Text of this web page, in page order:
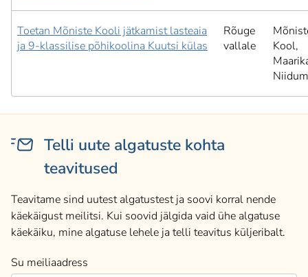
Toetan Mõniste Kooli jätkamist lasteaia
ja 9-klassilise põhikoolina Kuutsi külas
Rõuge
vallale
Kool,
Telli uute algatuste kohta
teavitused
Teavitame sind uutest algatustest ja soovi korral nende
käekäigust meilitsi. Kui soovid jälgida vaid ühe algatuse
käekäiku, mine algatuse lehele ja telli teavitus küljeribalt.
Su meiliaadress